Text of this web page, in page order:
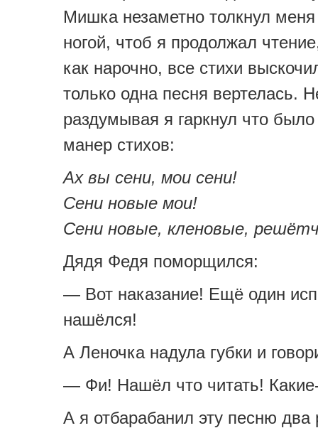
Мишка незаметно толкнул
ногой, чтоб я продолжал
как нарочно, все стихи
только одна песня вертелась.
раздумывая я гаркнул что
манер стихов:
Ах вы сени, мои сени!
Сени новые мои!
Сени новые, кленовые,
Дядя Федя поморщился:
— Вот наказание! Ещё один
нашёлся!
А Леночка надула губки и
— Фи! Нашёл что читать!
А я отбарабанил эту песню два